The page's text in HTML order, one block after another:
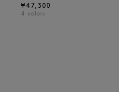
¥47,300
4 colors